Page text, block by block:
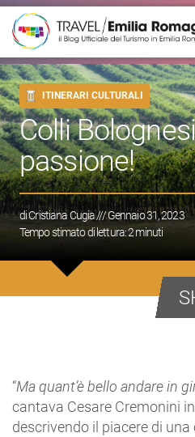
ITINERARI CULTURALI
Colli
passione!
diCristiana Cugia/// Gennaio 31, 2023
Tempo stimato di lettura:2minuti
“Ma quant’è bello andare in
cantava Cesare Cremonini
descrivendo il piacere di